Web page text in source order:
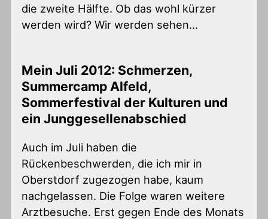
die zweite Hälfte. Ob das wohl kürzer
werden wird? Wir werden sehen…
Mein Juli 2012: Schmerzen,
Summercamp Alfeld,
Sommerfestival der Kulturen und
ein Junggesellenabschied
Auch im Juli haben die
Rückenbeschwerden, die ich mir in
Oberstdorf zugezogen habe, kaum
nachgelassen. Die Folge waren weitere
Arztbesuche. Erst gegen Ende des Monats